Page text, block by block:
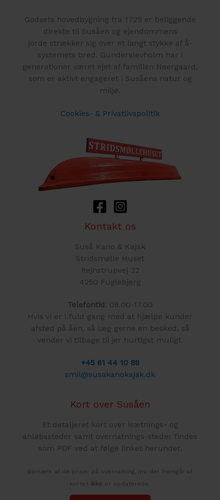
Godsets hovedbygning fra 1729 er beliggende
direkte til Susåen og ejendommens
jorde strækker sig over et langt stykke af å-
systemets bred. Gunderslevholm har i
generationer været ejet af familien Neergaard,
som er aktivt engageret i Susåens natur og
miljø.
Cookies- & Privatlivspolitik
Kontakt os
Suså Kano & Kajak
Stridsmølle Huset
Rejnstrupvej 32
4250 Fuglebjerg
Telefontid : 08.00-17.00
Hvis vi er i fuld gang med at hjælpe kunder
afsted på åen, så læg gerne en besked, så
vender vi tilbage til jer hurtigst muligt.
+45 61 44 10 88
smil@susakanokajak.dk
Kort over Susåen
Et detaljeret kort over isætnings- og
anløbssteder samt overnatnings-steder findes
som PDF ved at følge linket herunder.
Bemærk at de priser på overnatning, mv. der fremgår af
kortet ikke er opdaterede.